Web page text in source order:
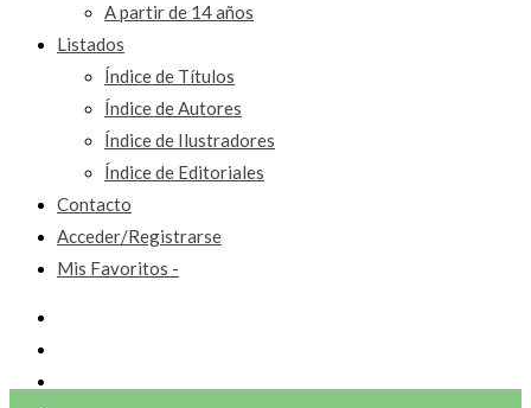
A partir de 14 años
Listados
Índice de Títulos
Índice de Autores
Índice de Ilustradores
Índice de Editoriales
Contacto
Acceder/Registrarse
Mis Favoritos -